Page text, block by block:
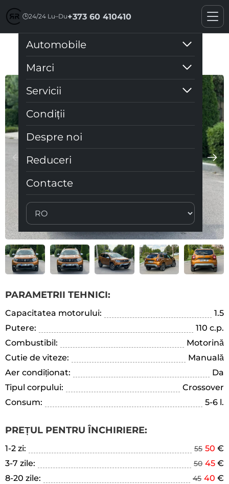
🕒24/24 Lu–Du+373 60 410410
Automobile
Marci
Servicii
Condiții
Despre noi
Reduceri
Contacte
Dacia Duster
PARAMETRII TEHNICI:
Capacitatea motorului:
1.5
Putere:
110 c.p.
Combustibil:
Motorină
Cutie de viteze:
Manuală
Aer condiționat:
Da
Tipul corpului:
Crossover
Consum:
5-6 l.
PREȚUL PENTRU ÎNCHIRIERE:
1-2 zi: 55 50 €
3-7 zile:
50 45 €
8-20 zile:
45 40 €